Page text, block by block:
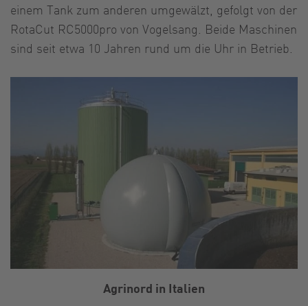
einem Tank zum anderen umgewälzt, gefolgt von der
RotaCut RC5000pro von Vogelsang. Beide Maschinen
sind seit etwa 10 Jahren rund um die Uhr in Betrieb.
Agrinord in Italien